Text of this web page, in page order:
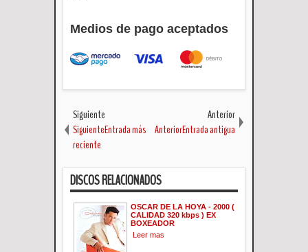
Medios de pago aceptados
Siguiente
SiguienteEntrada más
reciente
Anterior
AnteriorEntrada antigua
DISCOS RELACIONADOS
OSCAR DE LA HOYA - 2000 (
CALIDAD 320 kbps ) EX
BOXEADOR
Leer mas